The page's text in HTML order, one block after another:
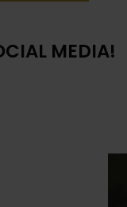
MEDIA!